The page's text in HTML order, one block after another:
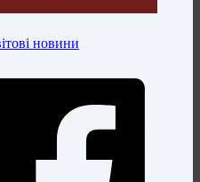
новини